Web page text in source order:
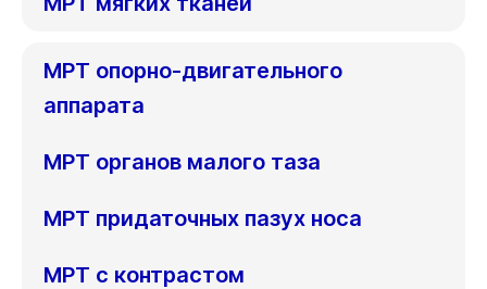
МРТ опорно-двигательного
аппарата
МРТ органов малого таза
МРТ придаточных пазух носа
МРТ с контрастом